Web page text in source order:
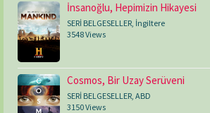
İnsanoğlu, Hepimizin Hikayesi
SERİ BELGESELLER, İngiltere
3548 Views
Cosmos, Bir Uzay Serüveni
SERİ BELGESELLER ABD
3150 Views